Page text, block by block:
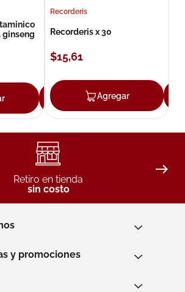
ginseng
Agregar
Recorderis
Recorderis x 30
$15,61
Agregar
Retiro en tienda
sin costo
y promociones